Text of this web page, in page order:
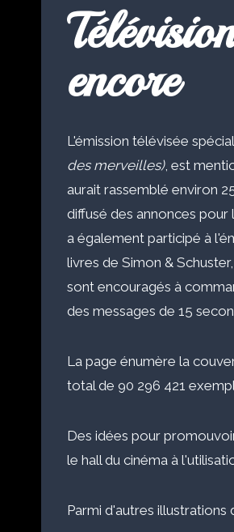
encore
L'émission télévisée
des merveilles), est
aurait rassemblé environ
diffusé des annonces pour
a également participé à
livres de Simon &
sont encouragés à
des messages de 15
La page énumère la
total de 90 296 421
Des idées pour
le hall du cinéma à
Parmi d'autres illustrations